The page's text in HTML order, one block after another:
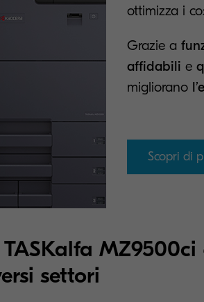
ottimizza i
Grazie a
affidabili e
migliorano
Scopri di
MZ9500ci
settori